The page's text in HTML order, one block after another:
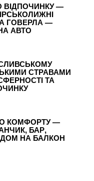
ВІДПОЧИНКУ —
ГОВЕРЛА —
АВТО
СТРАВАМИ
ТА
КОМФОРТУ —
БАР,
НА БАЛКОН